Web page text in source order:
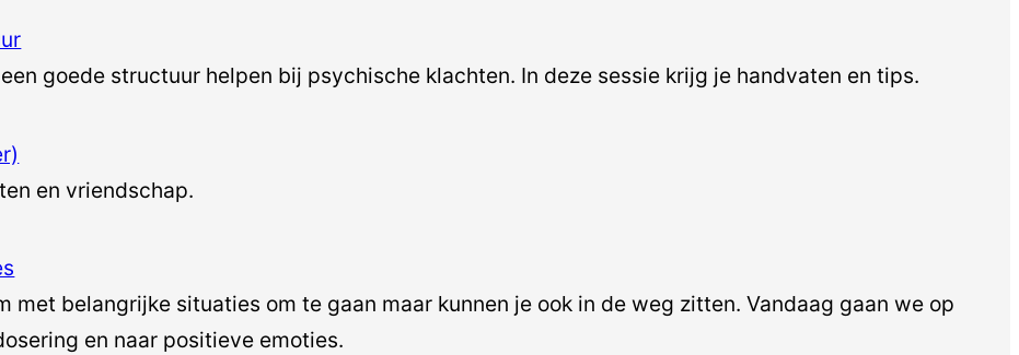
goede structuur helpen bij psychische klachten. In deze sessie krijg je handvaten en tips.
en vriendschap.
met belangrijke situaties om te gaan maar kunnen je ook in de weg zitten. Vandaag gaan we op
en naar positieve emoties.